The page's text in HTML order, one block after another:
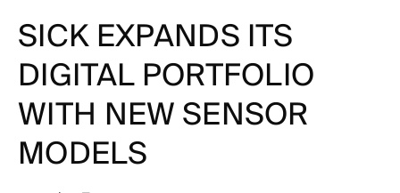
SICK EXPANDS ITS
DIGITAL PORTFOLIO
WITH NEW SENSOR
MODELS